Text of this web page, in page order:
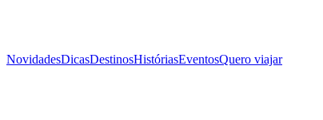
NovidadesDicasDestinosHistóriasEventosQuero viajar